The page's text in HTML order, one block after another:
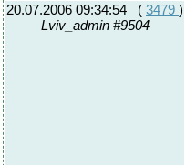
20.07.2006 09:34:54 ( 3479 )
Lviv_admin #9504